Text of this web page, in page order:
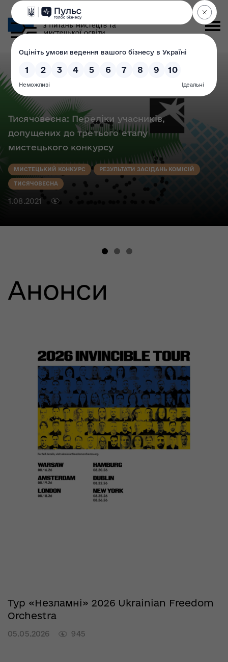
Тисячовесна: Переліки учасників,
допущених до третього етапу
мистецького конкурсу
МИСТЕЦЬКИЙ КОНКУРС РЕЗУЛЬТАТИ ЗАСІДАНЬ КОМІСІЙ
ТИСЯЧОВЕСНА
1.08.2021
Анонси
Тур «Незламні» 2026 Ukrainian Freedom
Orchestra
05.05.2026 945